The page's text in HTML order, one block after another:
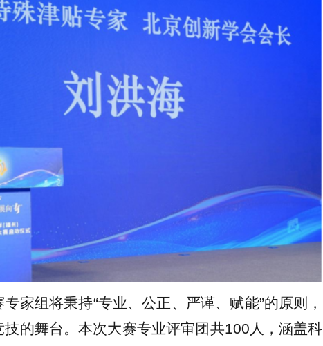
家组将秉持“专业、公正、严谨、赋能”的原则，
的舞台。本次大赛专业评审团共100人，涵盖科